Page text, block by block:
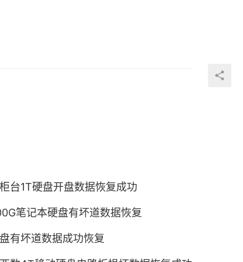
台1T硬盘开盘数据恢复成功
笔记本硬盘有坏道数据恢复
有坏道数据成功恢复